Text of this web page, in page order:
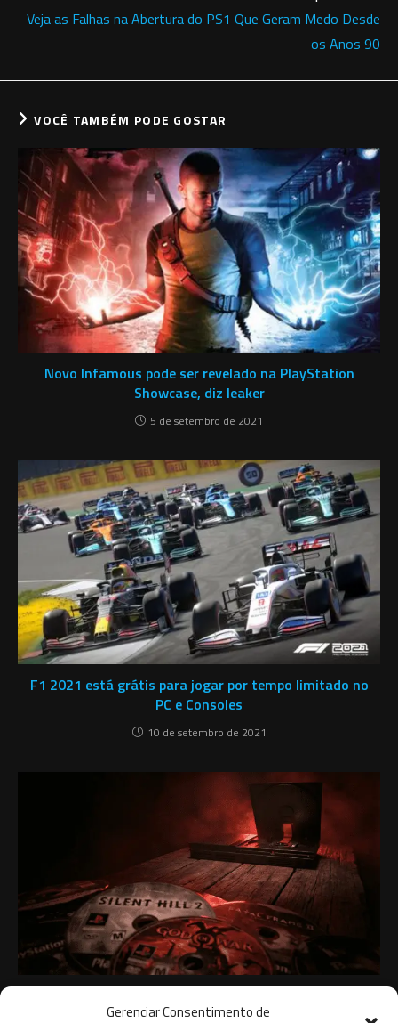
Gerenciar Consentimento de
Veja as Falhas na Abertura do PS1 Que Geram Medo Desde
os Anos 90
VOCÊ TAMBÉM PODE GOSTAR
Novo Infamous pode ser revelado na PlayStation
Showcase, diz leaker
5 de setembro de 2021
F1 2021 está grátis para jogar por tempo limitado no
PC e Consoles
10 de setembro de 2021